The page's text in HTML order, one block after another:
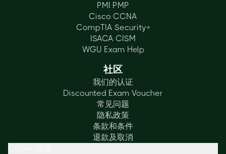
PMI PMP
Cisco CCNA
CompTIA Security+
ISACA CISM
WGU Exam Help
社区
我们的认证
Discounted Exam Voucher
常见问题
隐私政策
条款和条件
退款及取消